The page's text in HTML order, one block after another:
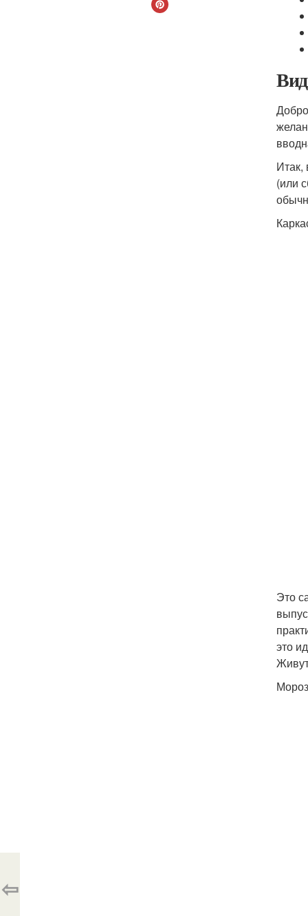
Итак,
(или
Это
это
⇦